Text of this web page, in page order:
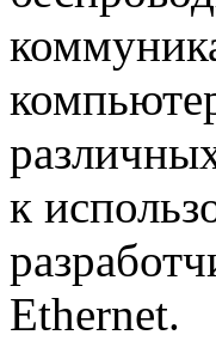
к
Ethernet.